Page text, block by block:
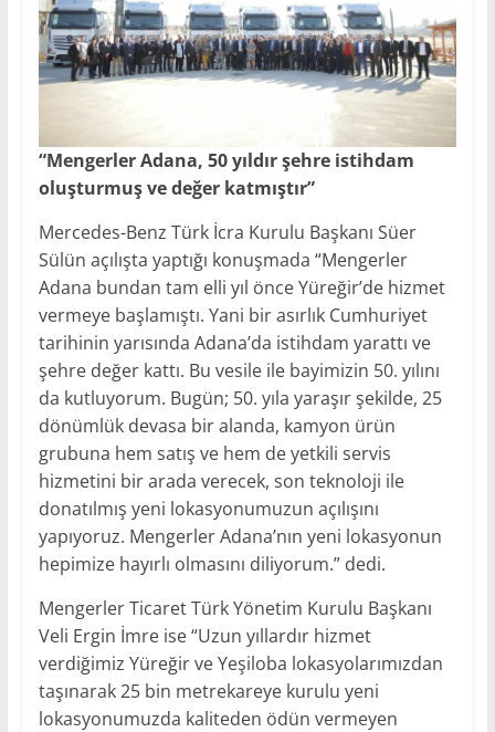
“Mengerler Adana, 50 yıldır şehre istihdam
oluşturmuş ve değer katmıştır”
Mercedes-Benz Türk İcra Kurulu Başkanı Süer
Sülün açılışta yaptığı konuşmada “Mengerler
Adana bundan tam elli yıl önce Yüreğir’de hizmet
vermeye başlamıştı. Yani bir asırlık Cumhuriyet
tarihinin yarısında Adana’da istihdam yarattı ve
şehre değer kattı. Bu vesile ile bayimizin 50. yılını
da kutluyorum. Bugün; 50. yıla yaraşır şekilde, 25
dönümlük devasa bir alanda, kamyon ürün
grubuna hem satış ve hem de yetkili servis
hizmetini bir arada verecek, son teknoloji ile
donatılmış yeni lokasyonumuzun açılışını
yapıyoruz. Mengerler Adana’nın yeni lokasyonun
hepimize hayırlı olmasını diliyorum.” dedi.
Mengerler Ticaret Türk Yönetim Kurulu Başkanı
Veli Ergin İmre ise “Uzun yıllardır hizmet
verdiğimiz Yüreğir ve Yeşiloba lokasyolarımızdan
taşınarak 25 bin metrekareye kurulu yeni
lokasyonumuzda kaliteden ödün vermeyen